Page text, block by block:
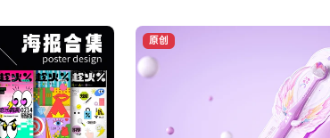
原创